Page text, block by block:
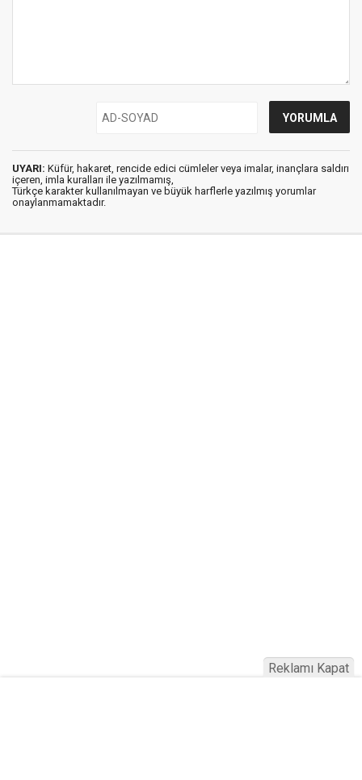
UYARI: Küfür, hakaret, rencide edici cümleler veya imalar, inançlara saldırı
içeren, imla kuralları ile yazılmamış,
Türkçe karakter kullanılmayan ve büyük harflerle yazılmış yorumlar
onaylanmamaktadır.
Reklamı Kapat